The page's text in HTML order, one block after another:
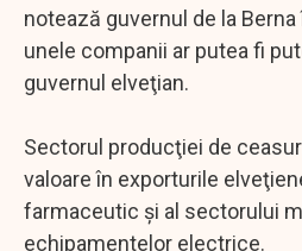
notează guvernul de la
unele companii ar putea fi
guvernul elveţian.
Sectorul producţiei de
valoare în exporturile
farmaceutic şi al sectorului
echipamentelor electrice.